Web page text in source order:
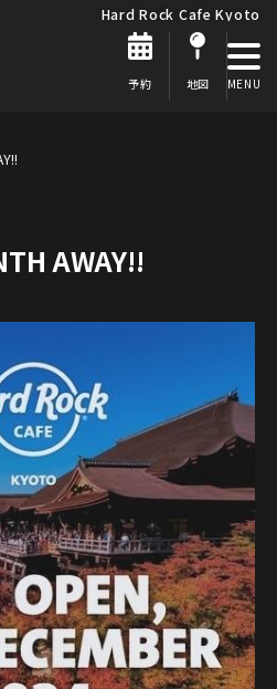
Hard Rock Cafe Kyoto
予約 地図
AWAY!!